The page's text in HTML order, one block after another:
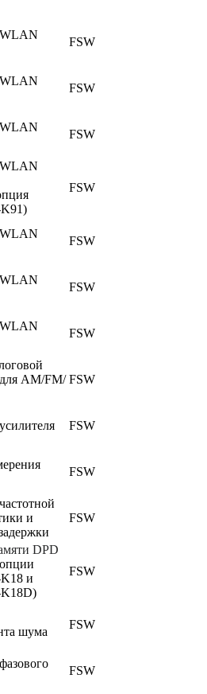
FSW
FSW
FSW
FSW
FSW
FSW
FSW
AM/FM/ FSW
FSW
FSW
и
FSW
DPD
и
FSW
шума
FSW
FSW